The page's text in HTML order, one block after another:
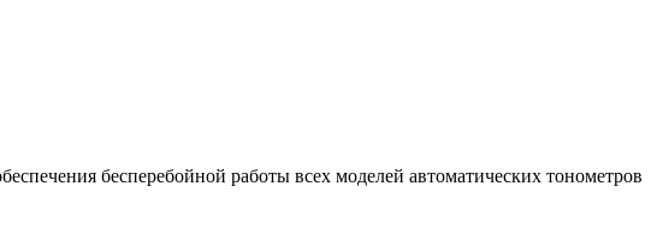
бесперебойной работы всех моделей автоматических тонометров